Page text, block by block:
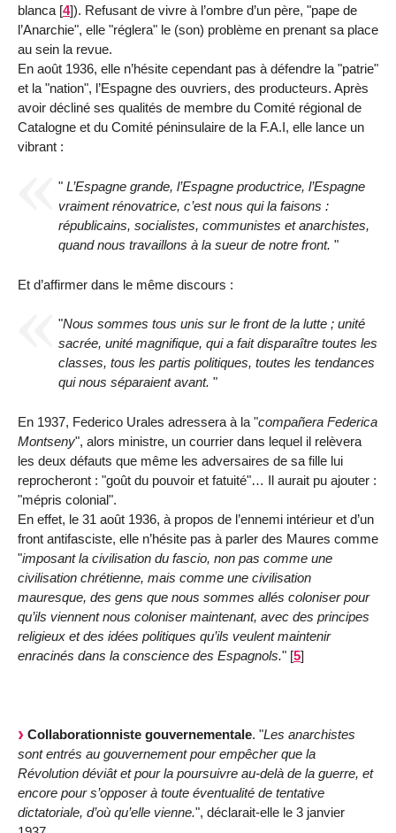
blanca [4]). Refusant de vivre à l’ombre d’un père, "pape de
l’Anarchie", elle "réglera" le (son) problème en prenant sa place
au sein la revue.
En août 1936, elle n’hésite cependant pas à défendre la "patrie"
et la "nation", l’Espagne des ouvriers, des producteurs. Après
avoir décliné ses qualités de membre du Comité régional de
Catalogne et du Comité péninsulaire de la F.A.I, elle lance un
vibrant :
" L’Espagne grande, l’Espagne productrice, l’Espagne
vraiment rénovatrice, c’est nous qui la faisons :
républicains, socialistes, communistes et anarchistes,
quand nous travaillons à la sueur de notre front. "
Et d’affirmer dans le même discours :
"Nous sommes tous unis sur le front de la lutte ; unité
sacrée, unité magnifique, qui a fait disparaître toutes les
classes, tous les partis politiques, toutes les tendances
qui nous séparaient avant. "
En 1937, Federico Urales adressera à la "compañera Federica
Montseny", alors ministre, un courrier dans lequel il relèvera
les deux défauts que même les adversaires de sa fille lui
reprocheront : "goût du pouvoir et fatuité"… Il aurait pu ajouter :
"mépris colonial".
En effet, le 31 août 1936, à propos de l’ennemi intérieur et d’un
front antifasciste, elle n’hésite pas à parler des Maures comme
"imposant la civilisation du fascio, non pas comme une
civilisation chrétienne, mais comme une civilisation
mauresque, des gens que nous sommes allés coloniser pour
qu’ils viennent nous coloniser maintenant, avec des principes
religieux et des idées politiques qu’ils veulent maintenir
enracinés dans la conscience des Espagnols." [5]
Collaborationniste gouvernementale. "Les anarchistes
sont entrés au gouvernement pour empêcher que la
Révolution déviât et pour la poursuivre au-delà de la guerre, et
encore pour s’opposer à toute éventualité de tentative
dictatoriale, d’où qu’elle vienne.", déclarait-elle le 3 janvier